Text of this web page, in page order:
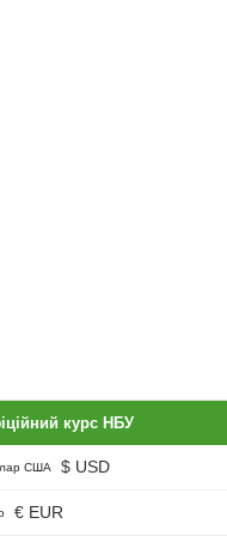
курс НБУ
США $ USD
€ EUR